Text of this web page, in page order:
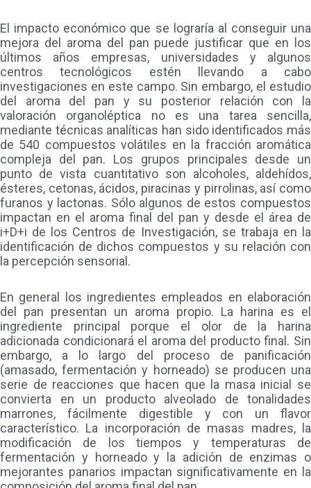
El impacto económico que se lograría al conseguir una
mejora del aroma del pan puede justificar que en los
últimos años empresas, universidades y algunos
centros tecnológicos estén llevando a cabo
investigaciones en este campo. Sin embargo, el estudio
del aroma del pan y su posterior relación con la
valoración organoléptica no es una tarea sencilla,
mediante técnicas analíticas han sido identificados más
de 540 compuestos volátiles en la fracción aromática
compleja del pan. Los grupos principales desde un
punto de vista cuantitativo son alcoholes, aldehídos,
ésteres, cetonas, ácidos, piracinas y pirrolinas, así como
furanos y lactonas. Sólo algunos de estos compuestos
impactan en el aroma final del pan y desde el área de
i+D+i de los Centros de Investigación, se trabaja en la
identificación de dichos compuestos y su relación con
la percepción sensorial.
En general los ingredientes empleados en elaboración
del pan presentan un aroma propio. La harina es el
ingrediente principal porque el olor de la harina
adicionada condicionará el aroma del producto final. Sin
embargo, a lo largo del proceso de panificación
(amasado, fermentación y horneado) se producen una
serie de reacciones que hacen que la masa inicial se
convierta en un producto alveolado de tonalidades
marrones, fácilmente digestible y con un flavor
característico. La incorporación de masas madres, la
modificación de los tiempos y temperaturas de
fermentación y horneado y la adición de enzimas o
mejorantes panarios impactan significativamente en la